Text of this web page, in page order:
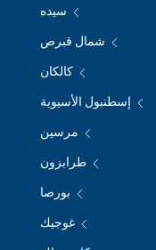
سيده
شمال قبرص
كالكان
إسطنبول الأسيوية
مرسين
طرابزون
بورصا
غوجيك